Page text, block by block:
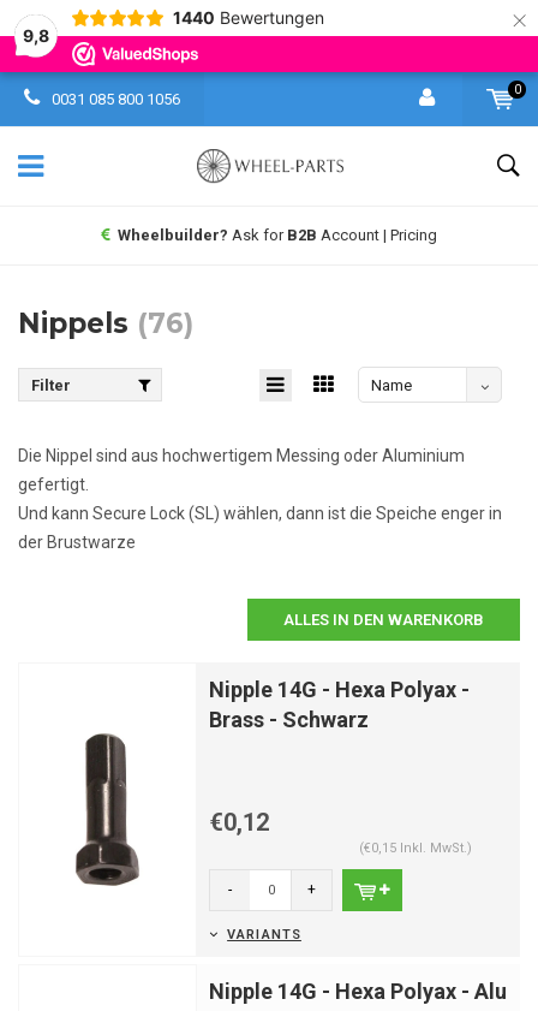
9,8
1440 Bewertungen ×
0031 085 800 1056
0
Same day shipping UPSworldwide
Nippels (76)
Filter
Name
Die Nippel sind aus hochwertigem Messing oder Aluminium
gefertigt.
Und kann Secure Lock (SL) wählen, dann ist die Speiche enger in
der Brustwarze
ALLES IN DEN WARENKORB
Nipple 14G - Hexa Polyax -
Brass - Schwarz
€0,12
(€0,15 Inkl. MwSt.)
- +
VARIANTS
Nipple 14G - Hexa Polyax - Alu